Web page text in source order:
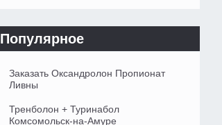
Популярное
Заказать Оксандролон Пропионат
Ливны
Тренболон + Туринабол
Комсомольск-на-Амуре